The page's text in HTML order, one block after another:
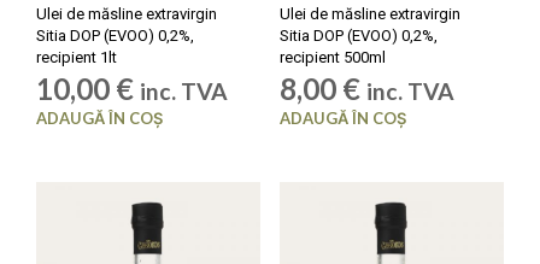
Ulei de măsline extravirgin
Sitia DOP (EVOO) 0,2%,
recipient 1lt
10,00 € inc. TVA
ADAUGĂ ÎN COȘ
Ulei de măsline extravirgin
Sitia DOP (EVOO) 0,2%,
recipient 500ml
8,00 € inc. TVA
ADAUGĂ ÎN COȘ